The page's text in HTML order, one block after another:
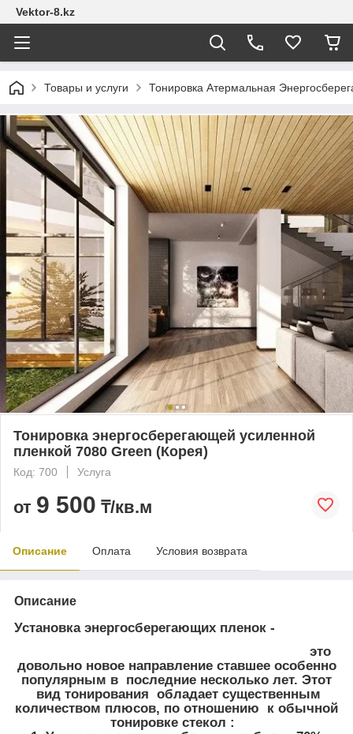
Vektor-8.kz
Товары и услуги Тонировка Атермальная
Тонировка энергосберегающей усиленной
пленкой 7080 Green (Корея)
Код: 700 Услуга
от 9 500 ₸/кв.м
Описание Оплата Условия возврата
Описание
Установка энергосберегающих пленок -
это
довольно новое направление ставшее особенно
популярным в последние несколько лет. Этот
вид тонирования обладает существенным
количеством плюсов, по отношению к обычной
тонировке стекол :